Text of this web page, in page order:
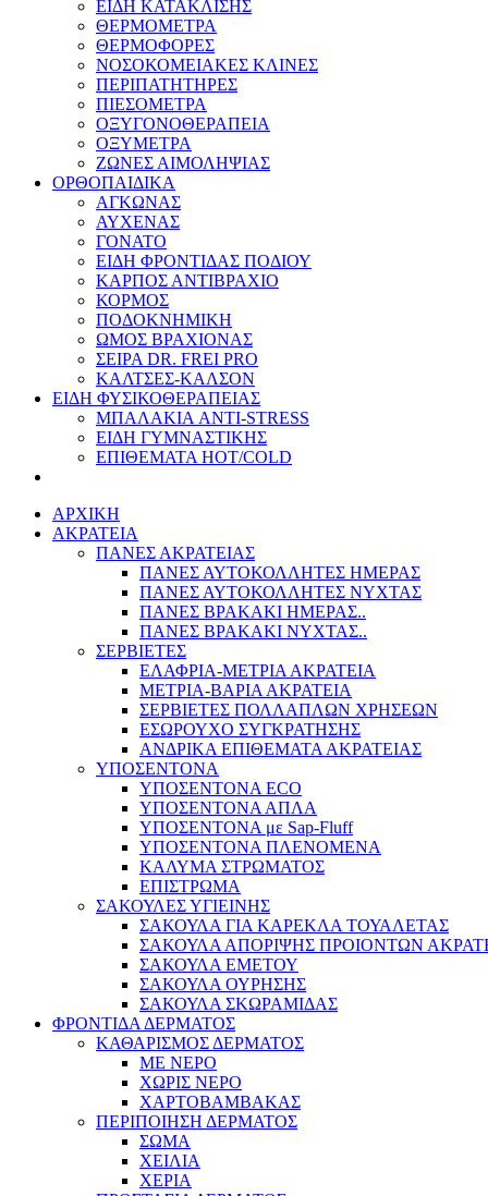
ΕΙΔΗ ΚΑΤΑΚΛΙΣΗΣ
ΘΕΡΜΟΜΕΤΡΑ
ΘΕΡΜΟΦΟΡΕΣ
ΝΟΣΟΚΟΜΕΙΑΚΕΣ ΚΛΙΝΕΣ
ΠΕΡΙΠΑΤΗΤΗΡΕΣ
ΠΙΕΣΟΜΕΤΡΑ
ΟΞΥΓΟΝΟΘΕΡΑΠΕΙΑ
ΟΞΥΜΕΤΡΑ
ΖΩΝΕΣ ΑΙΜΟΛΗΨΙΑΣ
ΟΡΘΟΠΑΙΔΙΚΑ
ΑΓΚΩΝΑΣ
ΑΥΧΕΝΑΣ
ΓΟΝΑΤΟ
ΕΙΔΗ ΦΡΟΝΤΙΔΑΣ ΠΟΔΙΟΥ
ΚΑΡΠΟΣ ΑΝΤΙΒΡΑΧΙΟ
ΚΟΡΜΟΣ
ΠΟΔΟΚΝΗΜΙΚΗ
ΩΜΟΣ ΒΡΑΧΙΟΝΑΣ
ΣΕΙΡΑ DR. FREI PRO
ΚΑΛΤΣΕΣ-ΚΑΛΣΟΝ
ΕΙΔΗ ΦΥΣΙΚΟΘΕΡΑΠΕΙΑΣ
ΜΠΑΛΑΚΙΑ ANTI-STRESS
ΕΙΔΗ ΓΥΜΝΑΣΤΙΚΗΣ
ΕΠΙΘΕΜΑΤΑ HOT/COLD
ΑΡΧΙΚΗ
ΑΚΡΑΤΕΙΑ
ΠΑΝΕΣ ΑΚΡΑΤΕΙΑΣ
ΠΑΝΕΣ ΑΥΤΟΚΟΛΛΗΤΕΣ ΗΜΕΡΑΣ
ΠΑΝΕΣ ΑΥΤΟΚΟΛΛΗΤΕΣ ΝΥΧΤΑΣ
ΠΑΝΕΣ ΒΡΑΚΑΚΙ ΗΜΕΡΑΣ..
ΠΑΝΕΣ ΒΡΑΚΑΚΙ ΝΥΧΤΑΣ..
ΣΕΡΒΙΕΤΕΣ
ΕΛΑΦΡΙΑ-ΜΕΤΡΙΑ ΑΚΡΑΤΕΙΑ
ΜΕΤΡΙΑ-ΒΑΡΙΑ ΑΚΡΑΤΕΙΑ
ΣΕΡΒΙΕΤΕΣ ΠΟΛΛΑΠΛΩΝ ΧΡΗΣΕΩΝ
ΕΣΩΡΟΥΧΟ ΣΥΓΚΡΑΤΗΣΗΣ
ΑΝΔΡΙΚΑ ΕΠΙΘΕΜΑΤΑ ΑΚΡΑΤΕΙΑΣ
ΥΠΟΣΕΝΤΟΝΑ
ΥΠΟΣΕΝΤΟΝΑ ECO
ΥΠΟΣΕΝΤΟΝΑ ΑΠΛΑ
ΥΠΟΣΕΝΤΟΝΑ με Sap-Fluff
ΥΠΟΣΕΝΤΟΝΑ ΠΛΕΝΟΜΕΝΑ
ΚΑΛΥΜΑ ΣΤΡΩΜΑΤΟΣ
ΕΠΙΣΤΡΩΜΑ
ΣΑΚΟΥΛΕΣ ΥΓΙΕΙΝΗΣ
ΣΑΚΟΥΛΑ ΓΙΑ ΚΑΡΕΚΛΑ ΤΟΥΑΛΕΤΑΣ
ΣΑΚΟΥΛΑ ΑΠΟΡΙΨΗΣ ΠΡΟΙΟΝΤΩΝ
ΣΑΚΟΥΛΑ ΕΜΕΤΟΥ
ΣΑΚΟΥΛΑ ΟΥΡΗΣΗΣ
ΣΑΚΟΥΛΑ ΣΚΩΡΑΜΙΔΑΣ
ΦΡΟΝΤΙΔΑ ΔΕΡΜΑΤΟΣ
ΚΑΘΑΡΙΣΜΟΣ ΔΕΡΜΑΤΟΣ
ΜΕ ΝΕΡΟ
ΧΩΡΙΣ ΝΕΡΟ
ΧΑΡΤΟΒΑΜΒΑΚΑΣ
ΠΕΡΙΠΟΙΗΣΗ ΔΕΡΜΑΤΟΣ
ΣΩΜΑ
ΧΕΙΛΙΑ
ΧΕΡΙΑ